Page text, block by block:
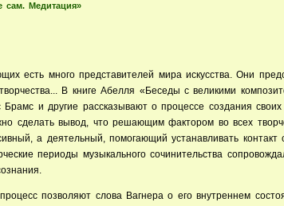
сам. Медитация»
есть много представителей мира искусства. Они
В книге Абелля «Беседы с великими
Брамс и другие рассказывают о процессе создания
сделать вывод, что решающим фактором во всех
а деятельный, помогающий устанавливать контакт
периоды музыкального сочинительства
позволяют слова Вагнера о его внутреннем